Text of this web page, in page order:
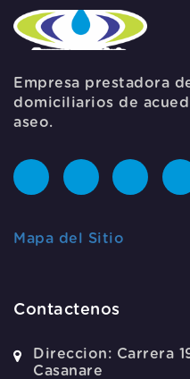
Empresa prestadora
domiciliarios de
aseo.
Mapa del Sitio
Contactenos
Direccion: Carrera
Casanare